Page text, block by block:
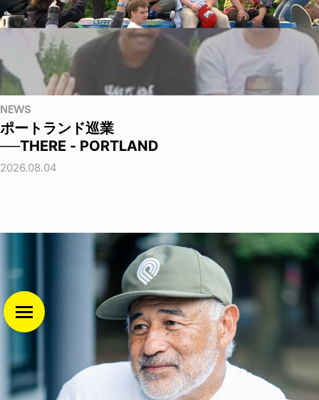
NEWS
ポートランド巡業
──THERE - PORTLAND
2026.08.04